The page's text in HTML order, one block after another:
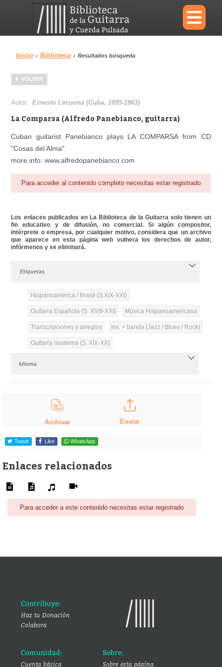
×
Menu
Biblioteca
Área personal
Inicio › Biblioteca › Resultados búsqueda
VOLVER
Autor:Ernesto Lecuona (Cuba, 1895-1963)
La Comparsa (Alfredo Panebianco, guitarra)
Cuban guitarist Panebianco plays LA COMPARSA from CD
"Cosas del Alma"
more info: www.alfredopanebianco.com
Para acceder al contenido completo necesitas estar registrado
Los enlaces publicados en La Biblioteca de la Guitarra solo tienen un
fin educativo y de difusión, no comercial. Si algún compositor,
intérprete o empresa, por cualquier motivo, considera que un archivo
que aparece en esta página web vulnera los derechos de autor,
infórmenos y se eliminará.
Etiquetas
Hispanoamérica / Brasil (S.XIX-XXI)
Guitarra Española (S. XVIII-XXI) Música Hispanoamericana
Transcripciones y arreglos Ins. + banda (Jazz / Blues / Rock)
Guitarra moderna (S. XIX-XX)
Idioma
Archivar Enviar
Tweet Like WhatsApp
Enlaces relacionados
Para acceder a este contenido necesitas estar registrado
Contribuye:
Haz tu Donación
Colabora
Comunidad:
Cuenta básica
Sobre:
Sobre esta página